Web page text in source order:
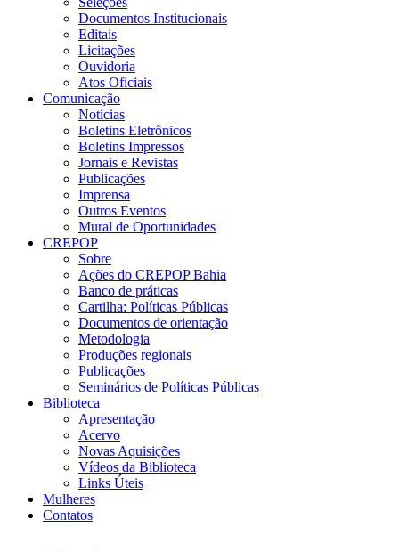
Documentos Institucionais
Editais
Licitações
Ouvidoria
Atos Oficiais
Comunicação
Notícias
Boletins Eletrônicos
Boletins Impressos
Jornais e Revistas
Publicações
Imprensa
Outros Eventos
Mural de Oportunidades
CREPOP
Sobre
Ações do CREPOP Bahia
Banco de práticas
Cartilha: Políticas Públicas
Documentos de orientação
Metodologia
Produções regionais
Publicações
Seminários de Políticas Públicas
Biblioteca
Apresentação
Acervo
Novas Aquisições
Vídeos da Biblioteca
Links Úteis
Mulheres
Contatos